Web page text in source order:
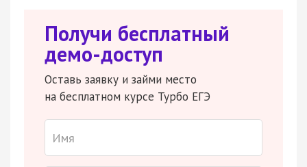
Получи бесплатный
демо-доступ
Оставь заявку и займи место
на бесплатном курсе Турбо ЕГЭ